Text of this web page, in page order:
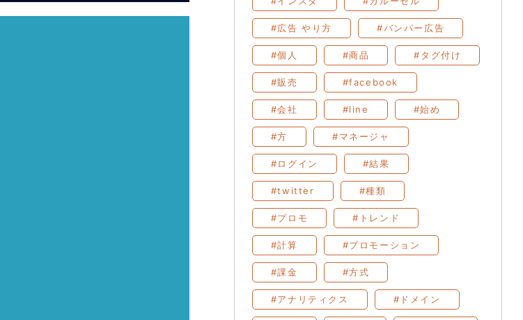
#広告 やり方 #バンパー広告
#個人 #商品 #タグ付け
#販売 #facebook
#会社 #line #始め
#方 #マネージャ
#ログイン #結果
#twitter #種類
#プロモ #トレンド
#計算 #プロモーション
#課金 #方式
#アナリティクス #ドメイン